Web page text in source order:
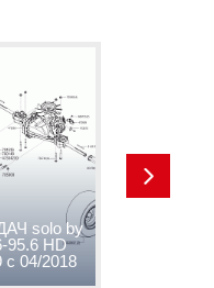
solo by
95.6 HD
с 04/2018